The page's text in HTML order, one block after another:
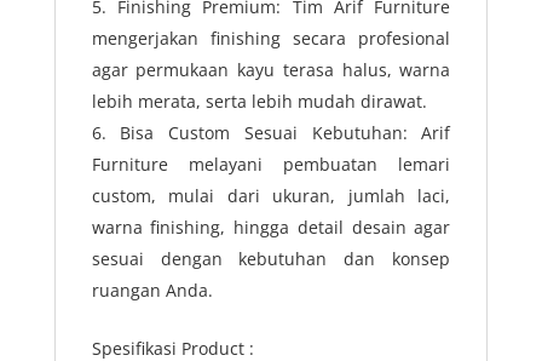
Finishing Premium: Tim Arif Furniture
mengerjakan finishing secara profesional
agar permukaan kayu terasa halus, warna
lebih merata, serta lebih mudah dirawat.
Bisa Custom Sesuai Kebutuhan: Arif
Furniture melayani pembuatan lemari
custom, mulai dari ukuran, jumlah laci,
warna finishing, hingga detail desain agar
sesuai dengan kebutuhan dan konsep
ruangan Anda.
Spesifikasi Product :